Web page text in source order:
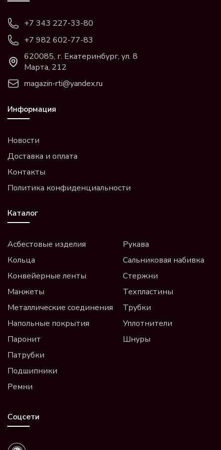
+7 343 227-33-80
+7 982 602-77-83
620085, г. Екатеринбург, ул. 8
Марта, 212
magazin-rti@yandex.ru
Информация
Новости
Доставка и оплата
Контакты
Политика конфиденциальности
Каталог
Асбестовые изделия
Кольца
Конвейерные ленты
Манжеты
Металлические соединения
Напольные покрытия
Паронит
Патрубки
Подшипники
Ремни
Рукава
Сальниковая набивка
Стержни
Техпластины
Трубки
Уплотнители
Шнуры
Соцсети